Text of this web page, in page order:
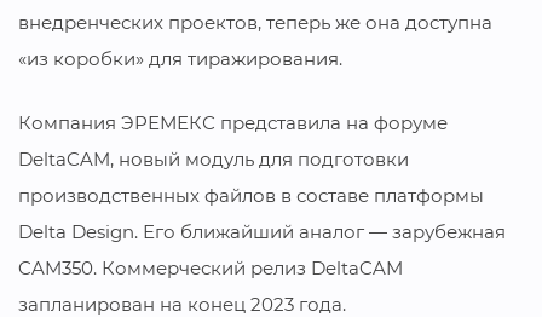
внедренческих проектов, теперь же она доступна
«из коробки» для тиражирования.
Компания ЭРЕМЕКС представила на форуме
DeltaCAM, новый модуль для подготовки
производственных файлов в составе платформы
Delta Design. Его ближайший аналог — зарубежная
CAM350. Коммерческий релиз DeltaCAM
запланирован на конец 2023 года.